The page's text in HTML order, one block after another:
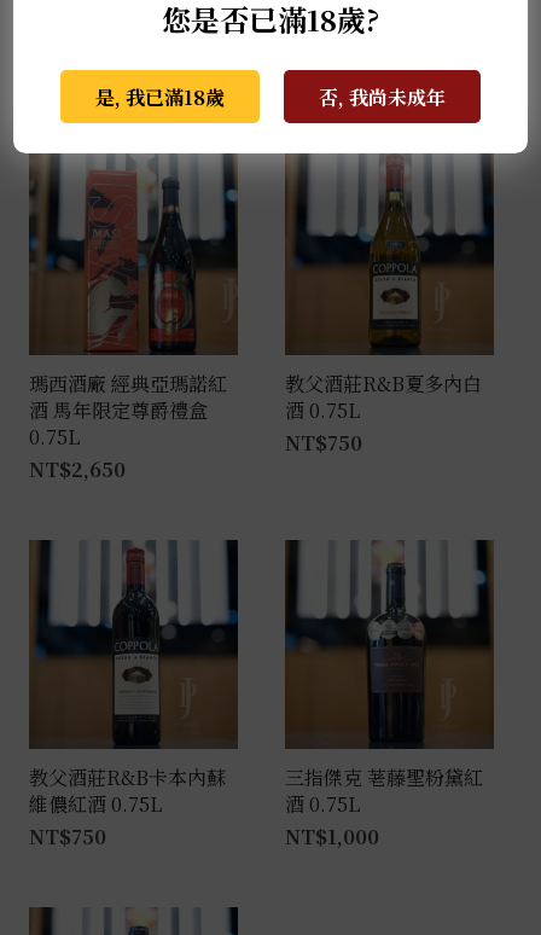
Vinous 91-93、Jasper Morris 88-91
推薦商品
瑪西酒廠 經典亞瑪諾紅
酒 馬年限定尊爵禮盒
0.75L
NT$2,650
教父酒莊R&B夏多內白
酒 0.75L
NT$750
教父酒莊R&B卡本內蘇
維儂紅酒 0.75L
NT$750
三指傑克 荖藤聖粉黛紅
酒 0.75L
NT$1,000
您是否已滿18歲?
是, 我已滿18歲 否, 我尚未成年